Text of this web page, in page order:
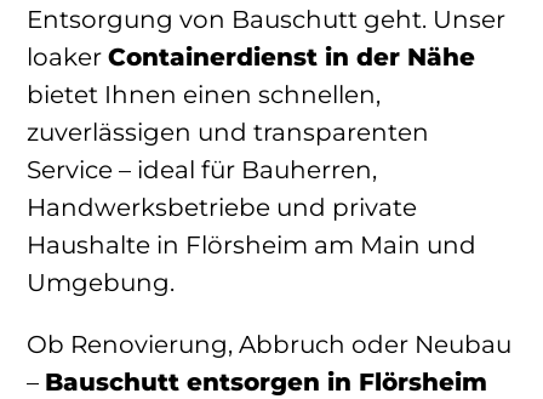
Entsorgung von Bauschutt geht. Unser
loaker Containerdienst in der Nähe
bietet Ihnen einen schnellen,
zuverlässigen und transparenten
Service – ideal für Bauherren,
Handwerksbetriebe und private
Haushalte in Flörsheim am Main und
Umgebung.
Ob Renovierung, Abbruch oder Neubau
– Bauschutt entsorgen in Flörsheim